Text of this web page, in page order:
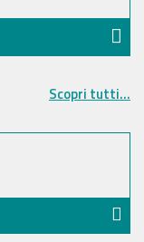
Scopri tutti...